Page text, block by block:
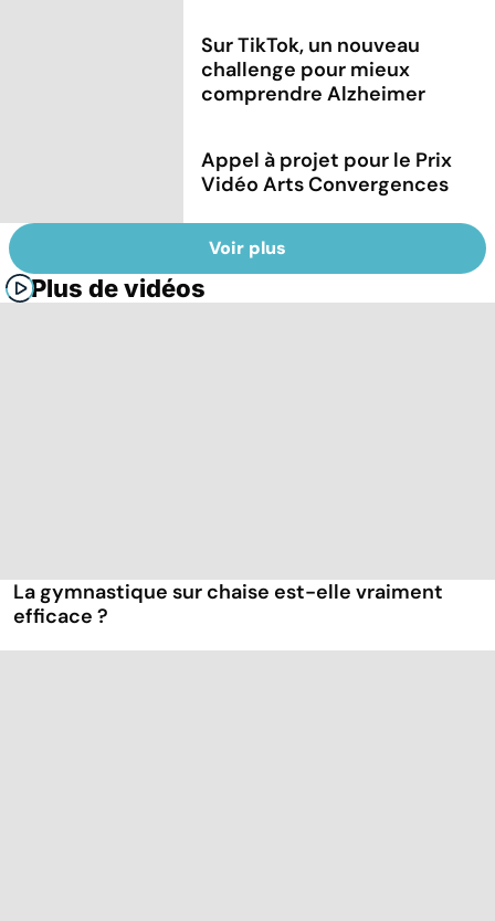
Sur TikTok, un nouveau
challenge pour mieux
comprendre Alzheimer
Appel à projet pour le Prix
Vidéo Arts Convergences
Voir plus
Plus de vidéos
La gymnastique sur chaise est-elle vraiment
efficace ?